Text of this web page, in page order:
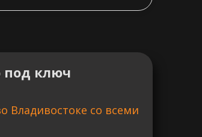
под ключ
Владивостоке со всеми